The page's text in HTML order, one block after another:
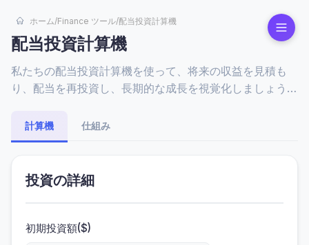
ホーム /Finance ツール/配当投資計算機
配当投資計算機
私たちの配当投資計算機を使って、将来の収益を見積も
り、配当を再投資し、長期的な成長を視覚化しましょう。
計算機 仕組み
投資の詳細
初期投資額($)